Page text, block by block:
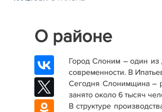
О районе
Город Слоним – один
современности. В
Сегодня Слонимщина –
занято около 6 тысяч
В структуре